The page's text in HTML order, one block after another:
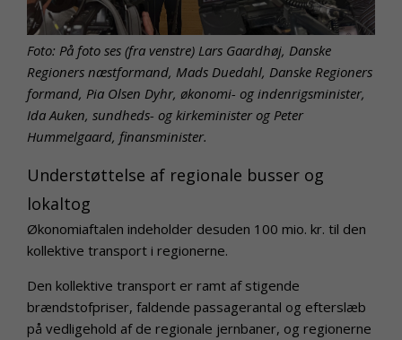
Foto: På foto ses (fra venstre) Lars Gaardhøj, Danske
Regioners næstformand, Mads Duedahl, Danske Regioners
formand, Pia Olsen Dyhr, økonomi- og indenrigsminister,
Ida Auken, sundheds- og kirkeminister og Peter
Hummelgaard, finansminister.
Understøttelse af regionale busser og
lokaltog
Økonomiaftalen indeholder desuden 100 mio. kr. til den
kollektive transport i regionerne.
Den kollektive transport er ramt af stigende
brændstofpriser, faldende passagerantal og efterslæb
på vedligehold af de regionale jernbaner, og regionerne